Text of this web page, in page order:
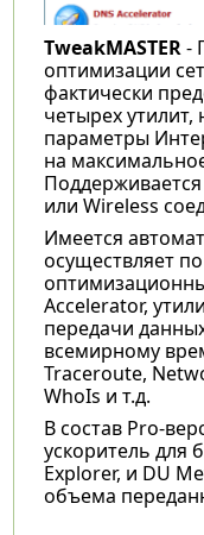
TweakMASTER-
оптимизации
фактически
четырех
параметры
на
Поддерживается
или Wireless
Имеется
осуществляет
Accelerator,
передачи
всемирному
Traceroute,
WhoIs и т.д.
В состав Pro-
ускоритель для
Explorer, и DU
объема